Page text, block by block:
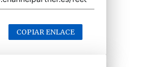
COPIAR ENLACE